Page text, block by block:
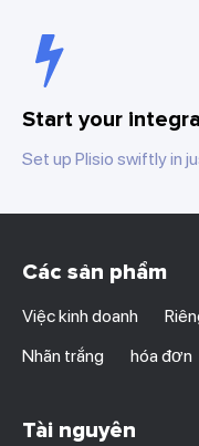
Start your
Set up Plisio swiftly in
Các sản phẩm
Việc kinh doanh
Nhãn trắng
hóa đơn
Tài nguyên